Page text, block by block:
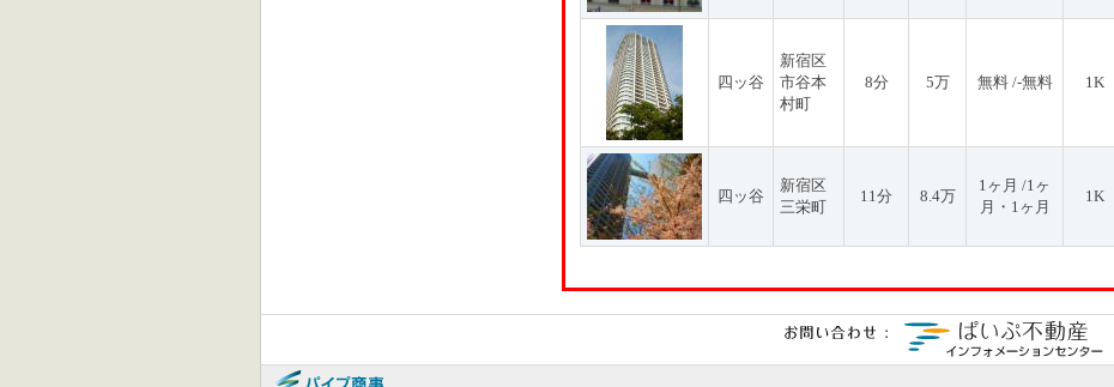
四ッ谷
新宿区
市谷本
村町
8分 5万 無料 /-無料 1K
四ッ谷
新宿区
三栄町
11分 8.4万
1ヶ月 /1ヶ
月・1ヶ月
1K